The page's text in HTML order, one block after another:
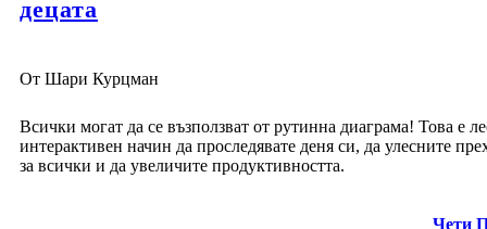
децата
От Шари Курцман
Всички могат да се възползват от рутинна диаграма! Това е
интерактивен начин да проследявате деня си, да улесните
за всички и да увеличите продуктивността.
Чети